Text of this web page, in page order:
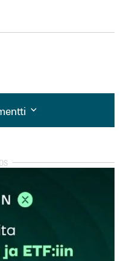
kirjautua